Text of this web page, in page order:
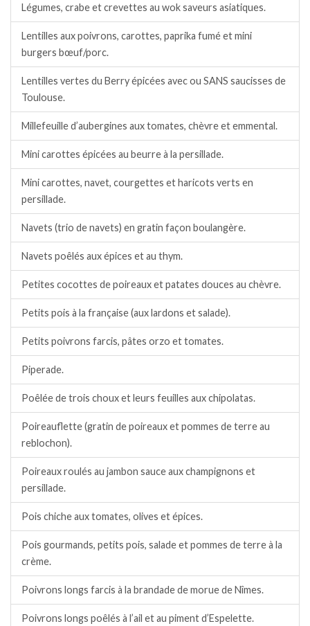
Légumes, crabe et crevettes au wok saveurs asiatiques.
Lentilles aux poivrons, carottes, paprika fumé et mini
burgers bœuf/porc.
Lentilles vertes du Berry épicées avec ou SANS saucisses de
Toulouse.
Millefeuille d’aubergines aux tomates, chèvre et emmental.
Mini carottes épicées au beurre à la persillade.
Mini carottes, navet, courgettes et haricots verts en
persillade.
Navets (trio de navets) en gratin façon boulangère.
Navets poêlés aux épices et au thym.
Petites cocottes de poireaux et patates douces au chèvre.
Petits pois à la française (aux lardons et salade).
Petits poivrons farcis, pâtes orzo et tomates.
Piperade.
Poêlée de trois choux et leurs feuilles aux chipolatas.
Poireauflette (gratin de poireaux et pommes de terre au
reblochon).
Poireaux roulés au jambon sauce aux champignons et
persillade.
Pois chiche aux tomates, olives et épices.
Pois gourmands, petits pois, salade et pommes de terre à la
crème.
Poivrons longs farcis à la brandade de morue de Nîmes.
Poivrons longs poêlés à l’ail et au piment d’Espelette.